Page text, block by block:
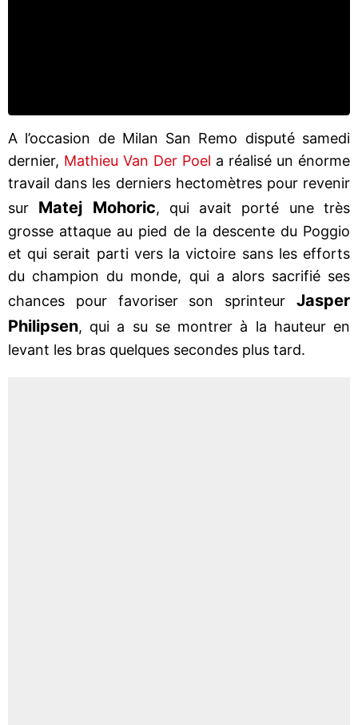
A l’occasion de Milan San Remo disputé samedi
dernier, Mathieu Van Der Poel a réalisé un énorme
travail dans les derniers hectomètres pour revenir
sur Matej Mohoric, qui avait porté une très
grosse attaque au pied de la descente du Poggio
et qui serait parti vers la victoire sans les efforts
du champion du monde, qui a alors sacrifié ses
chances pour favoriser son sprinteur Jasper
Philipsen, qui a su se montrer à la hauteur en
levant les bras quelques secondes plus tard.